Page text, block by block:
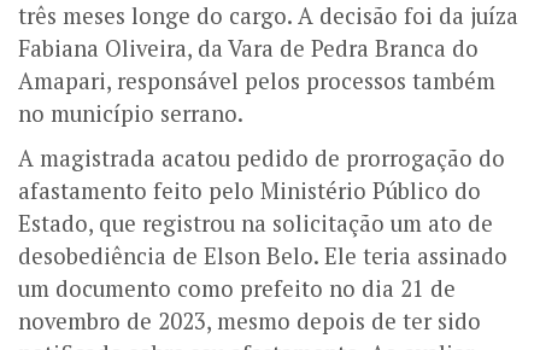
três meses longe do cargo. A decisão foi da juíza
Fabiana Oliveira, da Vara de Pedra Branca do
Amapari, responsável pelos processos também
no município serrano.
A magistrada acatou pedido de prorrogação do
afastamento feito pelo Ministério Público do
Estado, que registrou na solicitação um ato de
desobediência de Elson Belo. Ele teria assinado
um documento como prefeito no dia 21 de
novembro de 2023, mesmo depois de ter sido